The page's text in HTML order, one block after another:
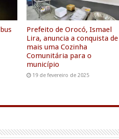
Prefeito de Orocó, Ismael
Lira, anuncia a conquista de
mais uma Cozinha
Comunitária para o
município
19 de fevereiro de 2025